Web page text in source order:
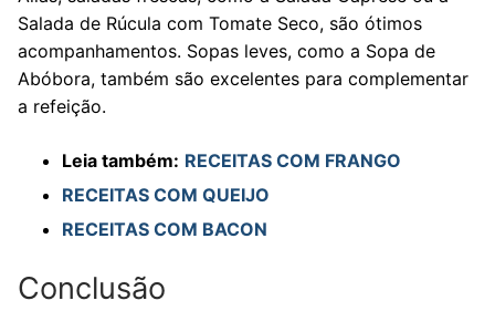
Salada de Rúcula com Tomate Seco, são ótimos
acompanhamentos. Sopas leves, como a Sopa de
Abóbora, também são excelentes para complementar
a refeição.
Leia também: RECEITAS COM FRANGO
RECEITAS COM QUEIJO
RECEITAS COM BACON
Conclusão